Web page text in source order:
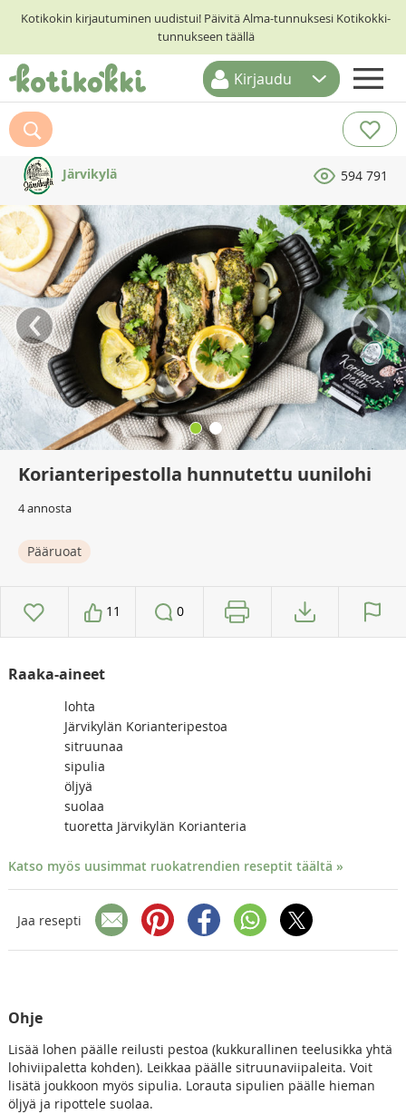
Kotikokin kirjautuminen uudistui! Päivitä Alma-tunnuksesi Kotikokki-
tunnukseen täällä
ETUSIVU
RESEPTIHAKU
RUOKATEEMAT
KESKUSTELUT
KOTIKOKIT
Kirjaudu
Järvikylä 594 791
‹ ›
Korianteripestolla hunnutettu uunilohi
4 annosta
Pääruoat
11 0
Raaka-aineet
lohta
Järvikylän Korianteripestoa
sitruunaa
sipulia
öljyä
suolaa
tuoretta Järvikylän Korianteria
Katso myös uusimmat ruokatrendien reseptit täältä »
Jaa resepti
Ohje
Lisää lohen päälle reilusti pestoa (kukkurallinen teelusikka yhtä
lohiviipaletta kohden). Leikkaa päälle sitruunaviipaleita. Voit
lisätä joukkoon myös sipulia. Lorauta sipulien päälle hieman
öljyä ja ripottele suolaa.